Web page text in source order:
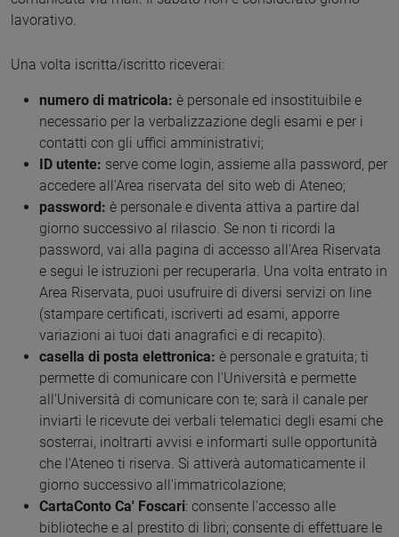
lavorativo.
Una volta iscritta/iscritto riceverai:
numero di matricola: è personale ed insostituibile e
necessario per la verbalizzazione degli esami e per i
contatti con gli uffici amministrativi;
ID utente: serve come login, assieme alla password, per
accedere all'Area riservata del sito web di Ateneo;
password: è personale e diventa attiva a partire dal
giorno successivo al rilascio. Se non ti ricordi la
password, vai alla pagina di accesso all'Area Riservata
e segui le istruzioni per recuperarla. Una volta entrato in
Area Riservata, puoi usufruire di diversi servizi on line
(stampare certificati, iscriverti ad esami, apporre
variazioni ai tuoi dati anagrafici e di recapito).
casella di posta elettronica: è personale e gratuita; ti
permette di comunicare con l'Università e permette
all'Università di comunicare con te; sarà il canale per
inviarti le ricevute dei verbali telematici degli esami che
sosterrai, inoltrarti avvisi e informarti sulle opportunità
che l'Ateneo ti riserva. Si attiverà automaticamente il
giorno successivo all'immatricolazione;
CartaConto Ca' Foscari: consente l'accesso alle
biblioteche e al prestito di libri; consente di effettuare le